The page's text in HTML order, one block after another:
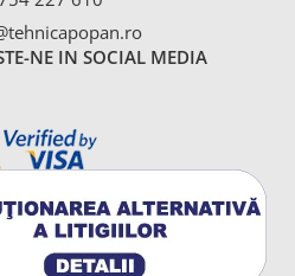
de
NE IN SOCIAL MEDIA